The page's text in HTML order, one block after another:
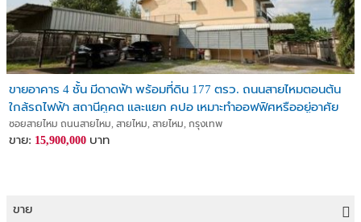
ขายอาคาร 4 ชั้น มีดาดฟ้า พร้อมที่ดิน 177 ตรว. ถนนสายไหมตอนต้น
ใกล้รถไฟฟ้า สถานีคูคต และแยก คปอ เหมาะทำออฟฟิศหรืออยู่อาศัย
ซอยสายไหม ถนนสายไหม, สายไหม, สายไหม, กรุงเทพ
ขาย: 15,900,000 บาท
ขาย